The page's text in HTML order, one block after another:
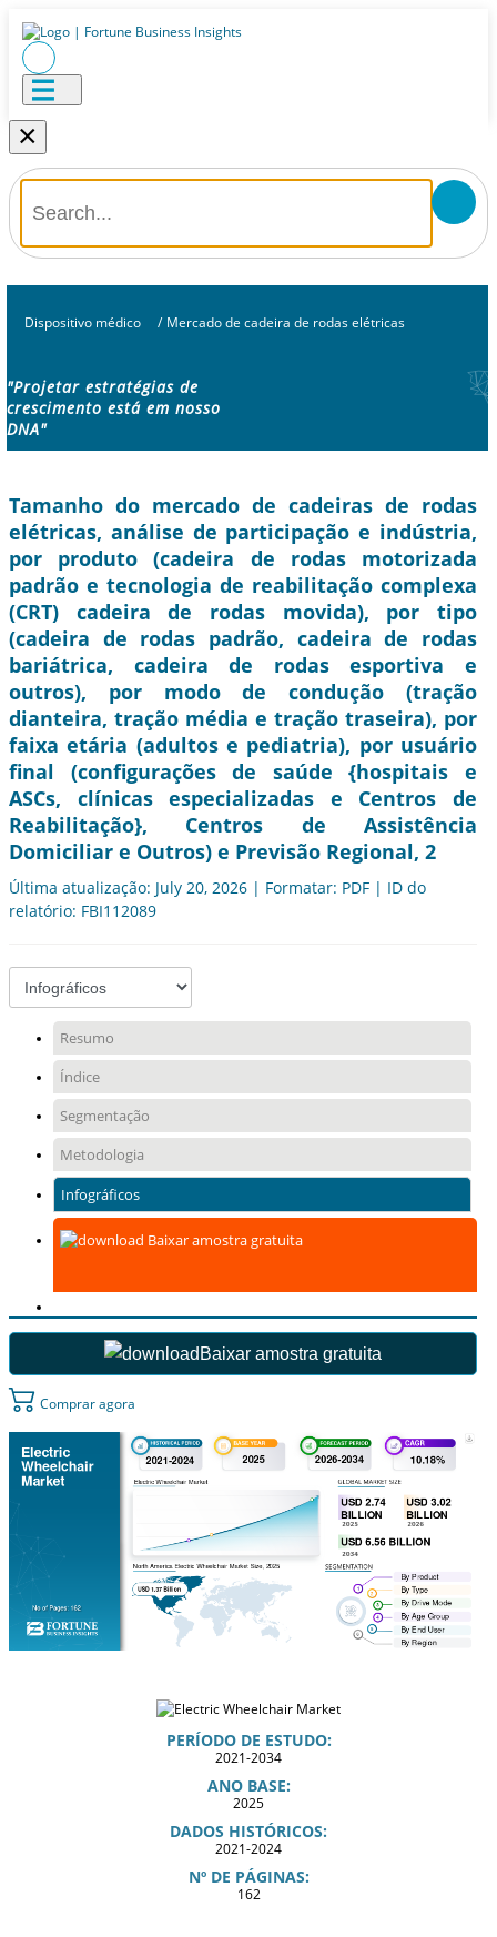
×
Dispositivo médico / Mercado de cadeira de rodas elétricas
"Projetar estratégias de
crescimento está em nosso
DNA"
Tamanho do mercado de cadeiras de rodas
elétricas, análise de participação e indústria,
por produto (cadeira de rodas motorizada
padrão e tecnologia de reabilitação complexa
(CRT) cadeira de rodas movida), por tipo
(cadeira de rodas padrão, cadeira de rodas
bariátrica, cadeira de rodas esportiva e
outros), por modo de condução (tração
dianteira, tração média e tração traseira), por
faixa etária (adultos e pediatria), por usuário
final (configurações de saúde {hospitais e
ASCs, clínicas especializadas e Centros de
Reabilitação}, Centros de Assistência
Domiciliar e Outros) e Previsão Regional, 2
Última atualização: July 20, 2026 | Formatar: PDF | ID do
relatório: FBI112089
Resumo
Índice
Segmentação
Metodologia
Infográficos
Baixar amostra gratuita
Baixar amostra gratuita
Comprar agora
PERÍODO DE ESTUDO:
2021-2034
ANO BASE:
2025
DADOS HISTÓRICOS:
2021-2024
Nº DE PÁGINAS:
162